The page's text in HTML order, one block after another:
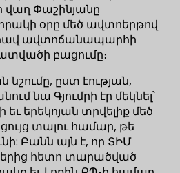
Փաշինյանը
օրը մեծ ավտոերթով
ավտոճանապարհի
բացումը։
ըստ էության,
նա Գյումրի էր մեկնել՝
երեկոյան տրվելիք մեծ
տալու համար, թե
Բանն այն է, որ ՏԻՄ
հետո տարածված